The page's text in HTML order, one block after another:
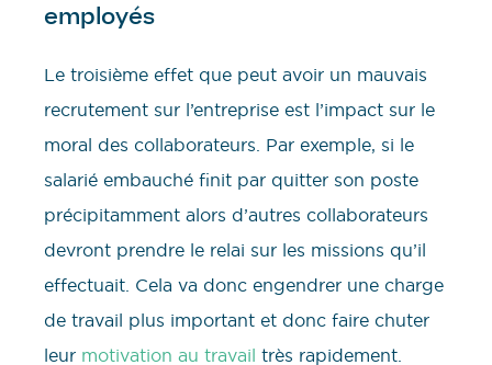
employés
Le troisième effet que peut avoir un mauvais
recrutement sur l’entreprise est l’impact sur le
moral des collaborateurs. Par exemple, si le
salarié embauché finit par quitter son poste
précipitamment alors d’autres collaborateurs
devront prendre le relai sur les missions qu’il
effectuait. Cela va donc engendrer une charge
de travail plus important et donc faire chuter
leur motivation au travail très rapidement.